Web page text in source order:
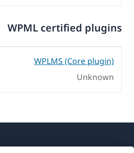
WPML certified plugins
WPLMS (Core plugin)
Unknown